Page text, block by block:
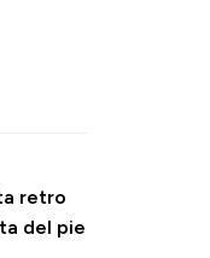
retro
del pie